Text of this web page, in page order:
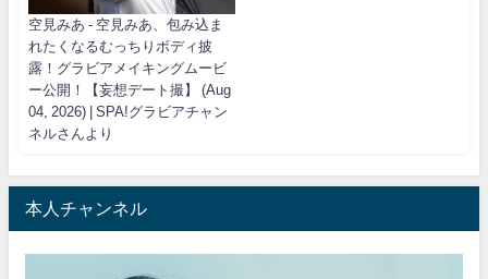
空見みあ - 空見みあ、包み込ま
れたくなるむっちりボディ披
露！グラビアメイキングムービ
ー公開！【妄想デート撮】 (Aug
04, 2026) | SPA!グラビアチャン
ネルさんより
本人チャンネル